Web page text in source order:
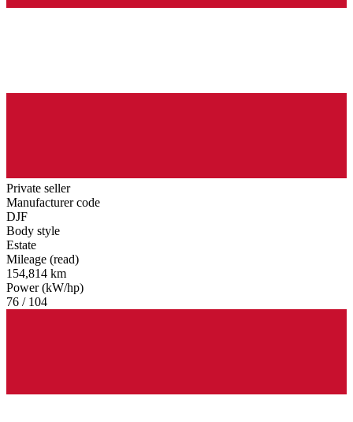
Private seller
Manufacturer code
DJF
Body style
Estate
Mileage (read)
154,814 km
Power (kW/hp)
76 / 104